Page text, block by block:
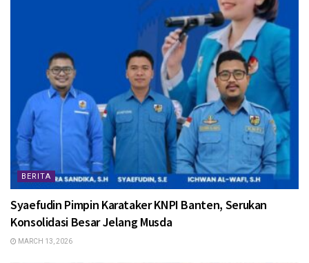
BERITA
Syaefudin Pimpin Karataker KNPI Banten, Serukan
Konsolidasi Besar Jelang Musda
MARCH 13, 2026